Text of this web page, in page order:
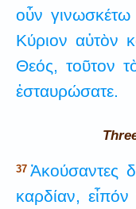
οὖν γινωσκέτω
Κύριον αὐτὸν
Θεός, τοῦτον
ἐσταυρώσατε.
37 Ἀκούσαντες
καρδίαν, εἶπόν